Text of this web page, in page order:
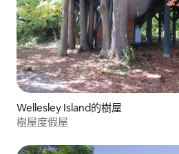
Wellesley Island的樹屋
樹屋度假屋